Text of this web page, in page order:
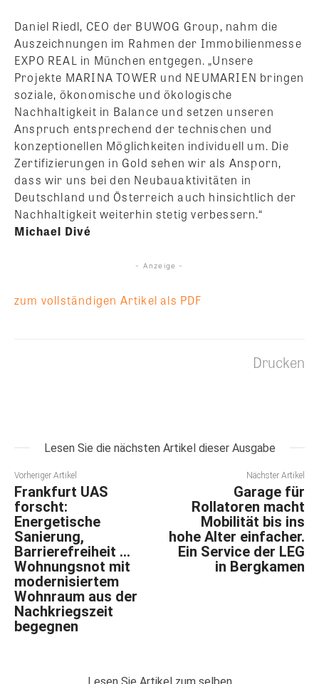
Daniel Riedl, CEO der BUWOG Group, nahm die
Auszeichnungen im Rahmen der Immobilienmesse
EXPO REAL in München entgegen. „Unsere
Projekte MARINA TOWER und NEUMARIEN bringen
soziale, ökonomische und ökologische
Nachhaltigkeit in Balance und setzen unseren
Anspruch entsprechend der technischen und
konzeptionellen Möglichkeiten individuell um. Die
Zertifizierungen in Gold sehen wir als Ansporn,
dass wir uns bei den Neubauaktivitäten in
Deutschland und Österreich auch hinsichtlich der
Nachhaltigkeit weiterhin stetig verbessern.“
Michael Divé
- Anzeige -
zum vollständigen Artikel als PDF
Drucken
Lesen Sie die nächsten Artikel dieser Ausgabe
Vorheriger Artikel
Frankfurt UAS
forscht:
Energetische
Sanierung,
Barrierefreiheit …
Wohnungsnot mit
modernisiertem
Wohnraum aus der
Nachkriegszeit
begegnen
Nächster Artikel
Garage für
Rollatoren macht
Mobilität bis ins
hohe Alter einfacher.
Ein Service der LEG
in Bergkamen